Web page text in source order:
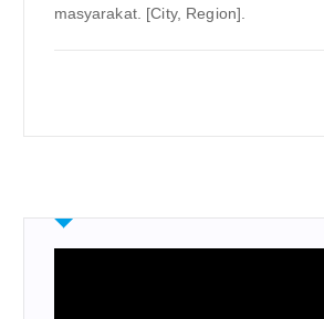
masyarakat. [City, Region].